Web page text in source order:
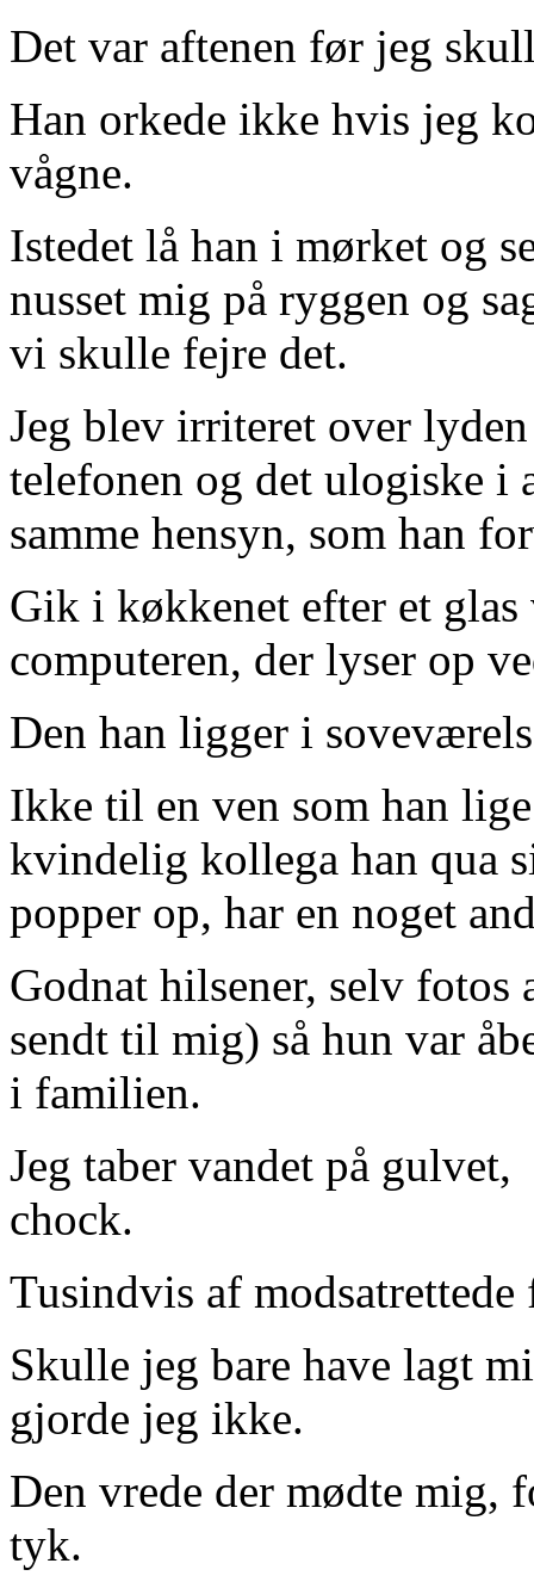
Det var aftenen før jeg
Han orkede ikke hvis jeg
vågne.
Istedet lå han i mørket og
nusset mig på ryggen og
vi skulle fejre det.
Jeg blev irriteret over
telefonen og det ulogiske i
samme hensyn, som han
Gik i køkkenet efter et
computeren, der lyser op
Den han ligger i
Ikke til en ven som han
kvindelig kollega han qua
popper op, har en noget
Godnat hilsener, selv fotos
sendt til mig) så hun var
i familien.
Jeg taber vandet på
chock.
Tusindvis af modsatrettede
Skulle jeg bare have lagt
gjorde jeg ikke.
Den vrede der mødte mig,
tyk.